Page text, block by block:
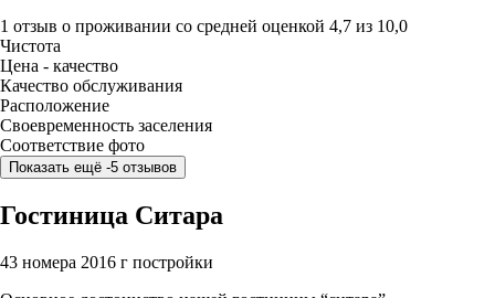
1 отзыв о проживании со средней оценкой 4,7 из 10,0
Чистота
Цена - качество
Качество обслуживания
Расположение
Своевременность заселения
Соответствие фото
Показать ещё -5 отзывов
Гостиница Ситара
43 номера 2016 г постройки